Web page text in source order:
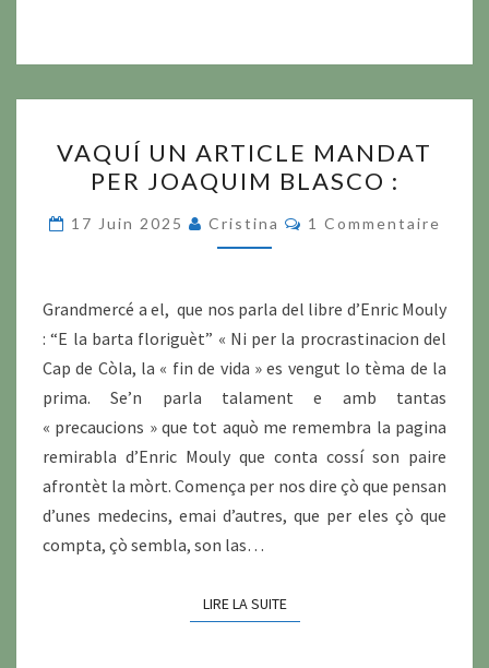
UN
ARTICLE
MANDAT
PER
BLASCO
:
VAQUÍ UN ARTICLE MANDAT
PER JOAQUIM BLASCO :
17 Juin 2025 Cristina Commentaires
1 Commentaire
Grandmercé a el, que nos parla del libre d’Enric Mouly
: “E la barta floriguèt” « Ni per la procrastinacion del
Cap de Còla, la « fin de vida » es vengut lo tèma de la
prima. Se’n parla talament e amb tantas
« precaucions » que tot aquò me remembra la pagina
remirabla d’Enric Mouly que conta cossí son paire
afrontèt la mòrt. Comença per nos dire çò que pensan
d’unes medecins, emai d’autres, que per eles çò que
compta, çò sembla, son las…
LIRE LA SUITELIRE LA SUITE